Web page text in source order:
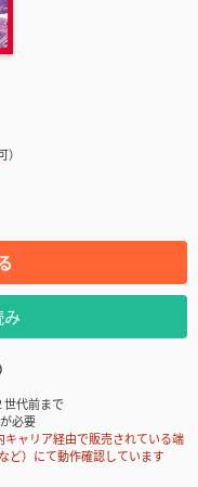
代前まで
必要
ャリア経由で販売されている端
ど）にて動作確認しています